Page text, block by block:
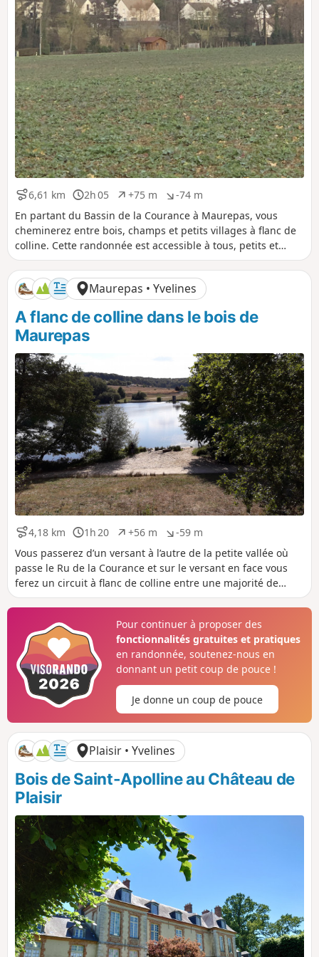
6,61 km
D
i
s
t
a
n
c
e
2h 05
D
u
é
e
+75 m
D
é
n
i
v
e
l
é
p
o
f
-74 m
D
é
n
i
v
e
l
é
n
é
f
En partant du Bassin de la Courance à Maurepas, vous
cheminerez entre bois, champs et petits villages à flanc de
colline. Cette randonnée est accessible à tous, petits et
grands.
Maurepas • Yvelines
A flanc de colline dans le bois de
Maurepas
4,18 km
D
i
s
t
a
n
1h 20
D
u
r
é
e
+56 m
D
é
n
i
v
e
é
p
o
s
t
-59 m
D
é
n
i
v
e
é
n
é
g
i
f
Vous passerez d’un versant à l’autre de la petite vallée où
passe le Ru de la Courance et sur le versant en face vous
ferez un circuit à flanc de colline entre une majorité de
chênes et de châtaigniers, ainsi que de fougères et de
longer de près ou de loin le Bassin de la Courance.
Pour continuer à proposer des
fonctionnalités gratuites et pratiques
en randonnée, soutenez-nous en
donnant un petit coup de pouce !
Je donne un coup de pouce
Plaisir • Yvelines
Bois de Saint-Apolline au Château de
Plaisir